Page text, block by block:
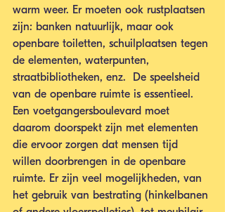
warm weer. Er moeten ook rustplaatsen
zijn: banken natuurlijk, maar ook
openbare toiletten, schuilplaatsen tegen
de elementen, waterpunten,
straatbibliotheken, enz.  De speelsheid
van de openbare ruimte is essentieel.
Een voetgangersboulevard moet
daarom doorspekt zijn met elementen
die ervoor zorgen dat mensen tijd
willen doorbrengen in de openbare
ruimte. Er zijn veel mogelijkheden, van
het gebruik van bestrating (hinkelbanen